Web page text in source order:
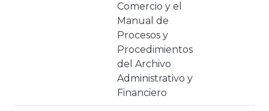
Comercio y el
Manual de
Procesos y
Procedimientos
del Archivo
Administrativo y
Financiero